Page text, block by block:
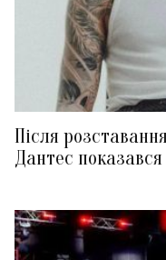
Після
Дантес